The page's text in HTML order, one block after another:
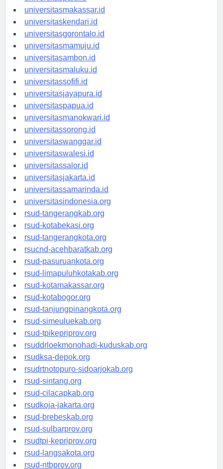
universitaspalu.id
universitasmakassar.id
universitaskendari.id
universitasgorontalo.id
universitasmamuju.id
universitasambon.id
universitasmaluku.id
universitassofifi.id
universitasjayapura.id
universitaspapua.id
universitasmanokwari.id
universitassorong.id
universitaswanggar.id
universitaswalesi.id
universitassalor.id
universitasjakarta.id
universitassamarinda.id
universitasindonesia.org
rsud-tangerangkab.org
rsud-kotabekasi.org
rsud-tangerangkota.org
rsucnd-acehbaratkab.org
rsud-pasuruankota.org
rsud-limapuluhkotakab.org
rsud-kotamakassar.org
rsud-kotabogor.org
rsud-tanjungpinangkota.org
rsud-simeuluekab.org
rsud-tpikepriprov.org
rsuddrloekmonohadi-kuduskab.org
rsudksa-depok.org
rsudrtnotopuro-sidoarjokab.org
rsud-sintang.org
rsud-cilacapkab.org
rsudkoja-jakarta.org
rsud-brebeskab.org
rsud-sulbarprov.org
rsudtpi-kepriprov.org
rsud-langsakota.org